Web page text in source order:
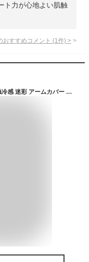
ト力が心地よい肌触
おすすめコメント (1 件) >
MCA Products [Amazon限定ブランド] 接触冷感 迷彩 アームカバー 指掛けタイプ 滑り止め付き 色数豊富 速乾 日焼け防止 紫外線カット UPF50+ スポーツ アウトドア サイクリング ツーリング 普段使い (オリーブ, 男性向け（M-L）)